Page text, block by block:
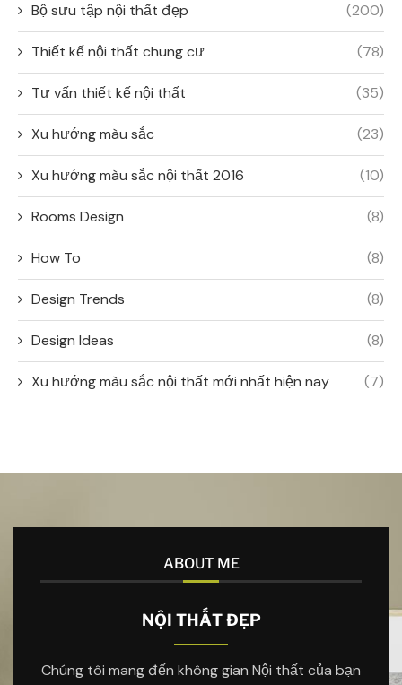
Bộ sưu tập nội thất đẹp (200)
Thiết kế nội thất chung cư (78)
Tư vấn thiết kế nội thất (35)
Xu hướng màu sắc (23)
Xu hướng màu sắc nội thất 2016 (10)
Rooms Design (8)
How To (8)
Design Trends (8)
Design Ideas (8)
Xu hướng màu sắc nội thất mới nhất hiện nay (7)
ABOUT ME
NỘI THẤT ĐẸP
Chúng tôi mang đến không gian Nội thất của bạn